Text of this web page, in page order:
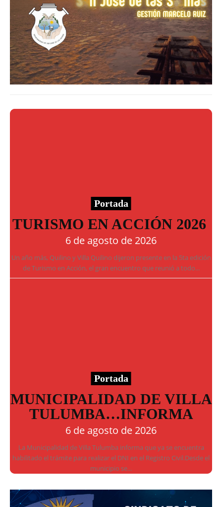
Portada
TURISMO EN ACCIÓN 2026
6 de agosto de 2026
Un año más, Quilino y Villa Quilino dijeron presente en la 5ta edición
de Turismo en Acción, el gran encuentro que reunió a todo...
Portada
MUNICIPALIDAD DE VILLA
TULUMBA…INFORMA
6 de agosto de 2026
La Municipalidad de Villa Tulumba informa que ya se encuentra
habilitado el trámite para realizar el DNI en el Registro Civil.Desde el
municipio se...